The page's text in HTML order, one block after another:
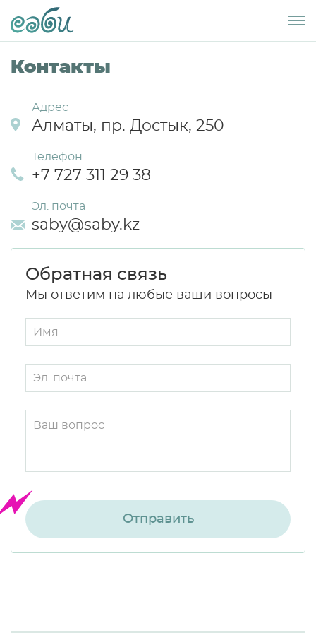
Контакты
Обратная связь
Мы ответим на любые ваши вопросы
Отправить
Адрес
Алматы, пр. Достык, 250
Телефон
+7 727 311 29 38
Эл. почта
saby@saby.kz